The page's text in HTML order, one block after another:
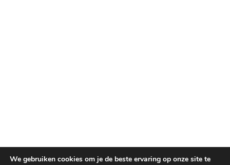
We gebruiken cookies om je de beste ervaring op onze site te